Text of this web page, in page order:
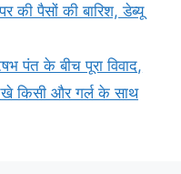
की पैसों की बारिश, डेब्यू
पंत के बीच पूरा विवाद,
किसी और गर्ल के साथ